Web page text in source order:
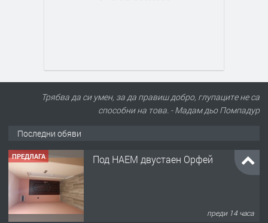
Трябва да си умен, за да правиш добро, глупаците не са
способни на това. - Мадам дьо Помпадур
Последни обяви
ПРЕДЛАГА Под НАЕМ двустаен Орфей
преди 14 часа